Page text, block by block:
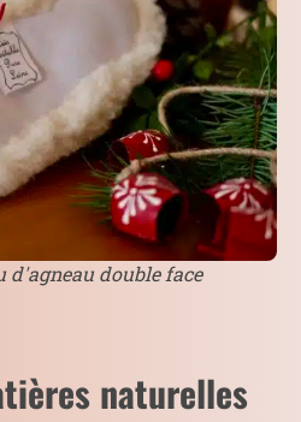
d'agneau double face
naturelles